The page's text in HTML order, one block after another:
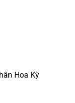
Hoa Kỳ